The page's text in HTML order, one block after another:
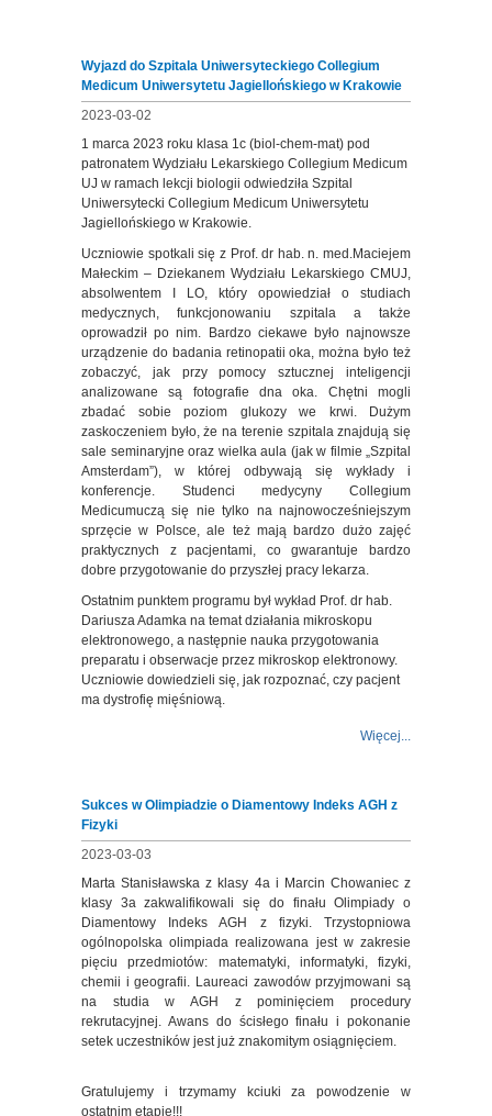
Wyjazd do Szpitala Uniwersyteckiego Collegium
Medicum Uniwersytetu Jagiellońskiego w Krakowie
2023-03-02
1 marca 2023 roku klasa 1c (biol-chem-mat) pod
patronatem Wydziału Lekarskiego Collegium Medicum
UJ w ramach lekcji biologii odwiedziła Szpital
Uniwersytecki Collegium Medicum Uniwersytetu
Jagiellońskiego w Krakowie.
Uczniowie spotkali się z Prof. dr hab. n. med.Maciejem
Małeckim – Dziekanem Wydziału Lekarskiego CMUJ,
absolwentem I LO, który opowiedział o studiach
medycznych, funkcjonowaniu szpitala a także
oprowadził po nim. Bardzo ciekawe było najnowsze
urządzenie do badania retinopatii oka, można było też
zobaczyć, jak przy pomocy sztucznej inteligencji
analizowane są fotografie dna oka. Chętni mogli
zbadać sobie poziom glukozy we krwi. Dużym
zaskoczeniem było, że na terenie szpitala znajdują się
sale seminaryjne oraz wielka aula (jak w filmie „Szpital
Amsterdam”), w której odbywają się wykłady i
konferencje. Studenci medycyny Collegium
Medicumuczą się nie tylko na najnowocześniejszym
sprzęcie w Polsce, ale też mają bardzo dużo zajęć
praktycznych z pacjentami, co gwarantuje bardzo
dobre przygotowanie do przyszłej pracy lekarza.
Ostatnim punktem programu był wykład Prof. dr hab.
Dariusza Adamka na temat działania mikroskopu
elektronowego, a następnie nauka przygotowania
preparatu i obserwacje przez mikroskop elektronowy.
Uczniowie dowiedzieli się, jak rozpoznać, czy pacjent
ma dystrofię mięśniową.
Więcej...
Sukces w Olimpiadzie o Diamentowy Indeks AGH z
Fizyki
2023-03-03
Marta Stanisławska z klasy 4a i Marcin Chowaniec z
klasy 3a zakwalifikowali się do finału Olimpiady o
Diamentowy Indeks AGH z fizyki. Trzystopniowa
ogólnopolska olimpiada realizowana jest w zakresie
pięciu przedmiotów: matematyki, informatyki, fizyki,
chemii i geografii. Laureaci zawodów przyjmowani są
na studia w AGH z pominięciem procedury
rekrutacyjnej. Awans do ścisłego finału i pokonanie
setek uczestników jest już znakomitym osiągnięciem.
Gratulujemy i trzymamy kciuki za powodzenie w
ostatnim etapie!!!